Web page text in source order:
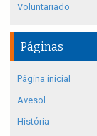
Voluntariado
Páginas
Página inicial
Avesol
História